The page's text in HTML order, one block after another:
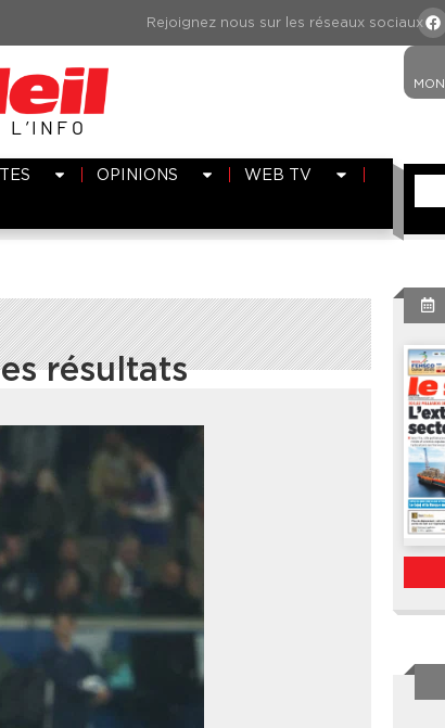
MON
OPINIONS WEB TV
résultats